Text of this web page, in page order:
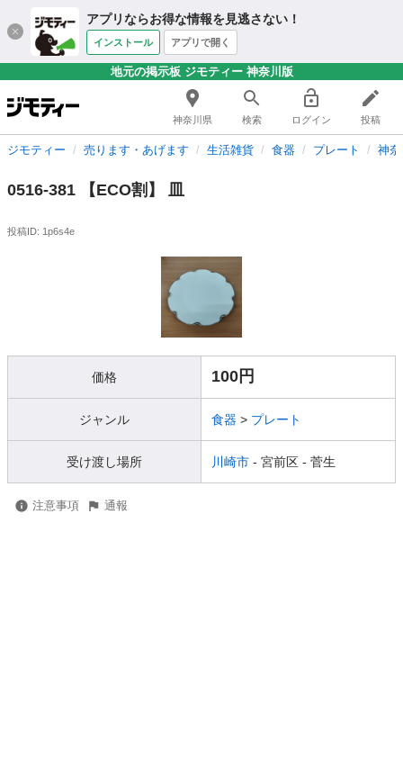
アプリならお得な情報を見逃さない！
インストール アプリで開く
地元の掲示板 ジモティー 神奈川版
神奈川県 検索 ログイン 投稿
ジモティー 売ります・あげます 生活雑貨 食器 プレート 神
0516-381 【ECO割】 皿
投稿ID: 1p6s4e
価格 100円
ジャンル 食器 > プレート
受け渡し場所 川崎市 - 宮前区 - 菅生
注意事項 通報